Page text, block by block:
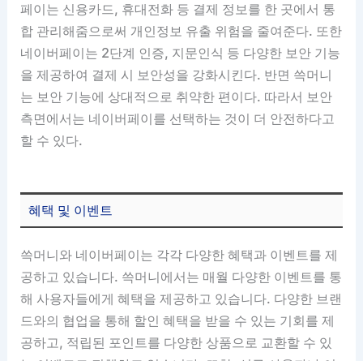
페이는 신용카드, 휴대전화 등 결제 정보를 한 곳에서 통
합 관리해줌으로써 개인정보 유출 위험을 줄여준다. 또한
네이버페이는 2단계 인증, 지문인식 등 다양한 보안 기능
을 제공하여 결제 시 보안성을 강화시킨다. 반면 쓱머니
는 보안 기능에 상대적으로 취약한 편이다. 따라서 보안
측면에서는 네이버페이를 선택하는 것이 더 안전하다고
할 수 있다.
혜택 및 이벤트
쓱머니와 네이버페이는 각각 다양한 혜택과 이벤트를 제
공하고 있습니다. 쓱머니에서는 매월 다양한 이벤트를 통
해 사용자들에게 혜택을 제공하고 있습니다. 다양한 브랜
드와의 협업을 통해 할인 혜택을 받을 수 있는 기회를 제
공하고, 적립된 포인트를 다양한 상품으로 교환할 수 있